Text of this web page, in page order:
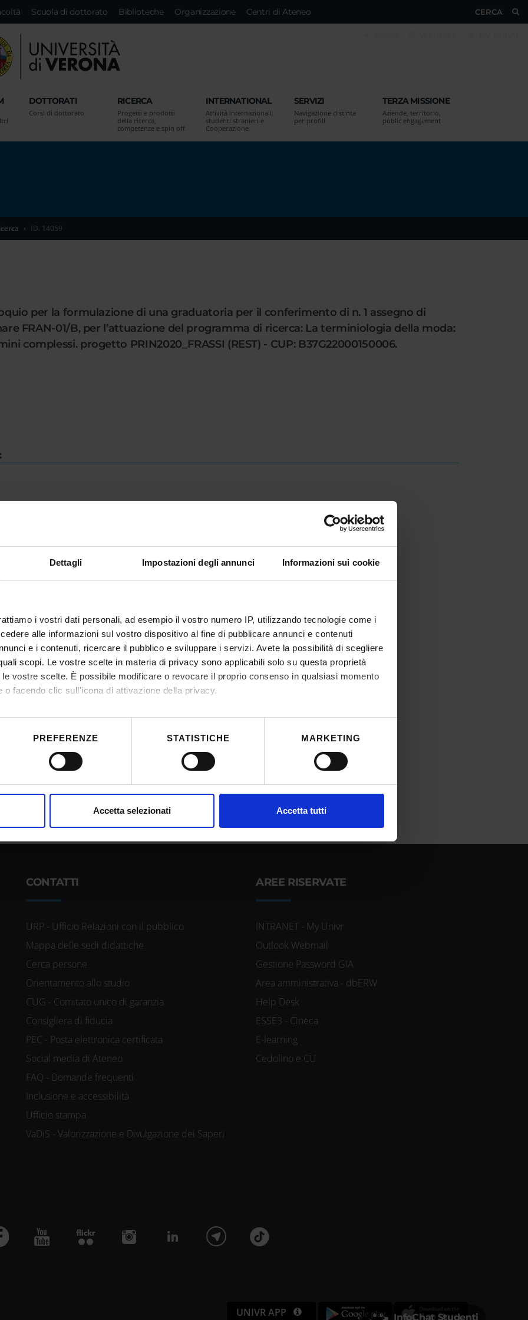
Dettagli Impostazioni degli annunci Informazioni sui cookie
i vostri dati personali, ad esempio il vostro numero IP, utilizzando tecnologie come i
alle informazioni sul vostro dispositivo al fine di pubblicare annunci e contenuti
e i contenuti, ricercare il pubblico e sviluppare i servizi. Avete la possibilità di scegliere
scopi. Le vostre scelte in materia di privacy sono applicabili solo su questa proprietà
vostre scelte. È possibile modificare o revocare il proprio consenso in qualsiasi momento
o facendo clic sull'icona di attivazione della privacy.
anche:
tua posizione geografica, con un'approssimazione di qualche metro,
elaborati i tuoi dati personali e imposta le tue preferenze nella
sezione dettagli . Puoi
contenuti ed annunci, per fornire funzionalità dei social media e per analizzare il
PREFERENZE STATISTICHE MARKETING
Accetta selezionati Accetta tutti
CERCA
Scuola di dottorato Biblioteche Organizzazione Centri di Ateneo
DOTTORATI
Corsi di dottorato
RICERCA
Progetti e prodotti
della ricerca,
competenze e spin off
INTERNATIONAL
Attività internazionali,
studenti stranieri e
Cooperazione
SERVIZI
Navigazione distinta
per profili
TERZA MISSIONE
Aziende, territorio,
public engagement
ID. 14059
per la formulazione di una graduatoria per il conferimento di n. 1 assegno di
FRAN-01/B, per l’attuazione del programma di ricerca: La terminiologia della moda:
complessi. progetto PRIN2020_FRASSI (REST) - CUP: B37G22000150006.
CONTATTI
URP - Ufficio Relazioni con il pubblico
Mappa delle sedi didattiche
Cerca persone
Orientamento allo studio
CUG - Comitato unico di garanzia
Consigliera di fiducia
PEC - Posta elettronica certificata
Social media di Ateneo
FAQ - Domande frequenti
Inclusione e accessibilità
Ufficio stampa
VaDiS - Valorizzazione e Divulgazione dei Saperi
AREE RISERVATE
INTRANET - My Univr
Outlook Webmail
Gestione Password GIA
Area amministrativa - dbERW
Help Desk
ESSE3 - Cineca
E-learning
Cedolino e CU
UNIVR APP InfoChat Studenti